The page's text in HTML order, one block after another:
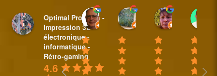
Optimal Pro Tech -
Impression 3D -
électronique -
informatique -
Rétro-gaming
4.6
Sylvain BAUDET
18:44 31 Mar 25
nicole plantive
16:14 20 Feb 25
Anne
10:35 08